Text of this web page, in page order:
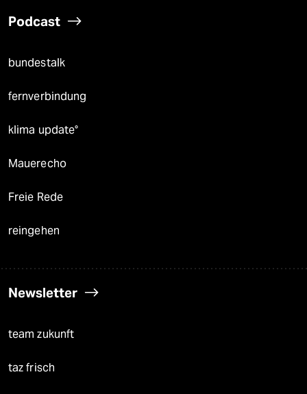
Podcast
bundestalk
fernverbindung
klima update°
Mauerecho
Freie Rede
reingehen
Newsletter
team zukunft
taz frisch